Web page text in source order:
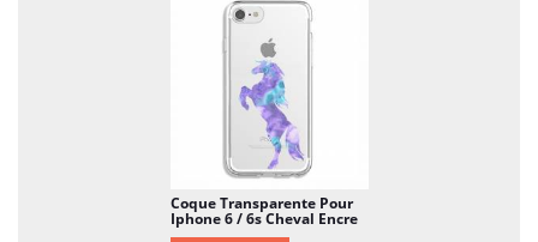
Coque Transparente Pour
Iphone 6 / 6s Cheval Encre